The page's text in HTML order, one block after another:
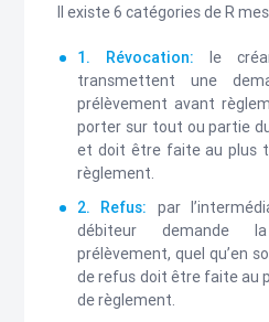
Il existe 6 catégories de R
1. Révocation: le
transmettent une
prélèvement avant
porter sur tout ou partie
et doit être faite au plus
règlement.
2. Refus: par
débiteur demande
prélèvement, quel qu’en
de refus doit être faite au
de règlement.